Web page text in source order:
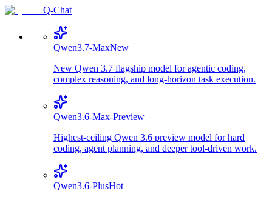
Q-Chat
Qwen3.7-MaxNew
New Qwen 3.7 flagship model for agentic coding,
complex reasoning, and long-horizon task execution.
Qwen3.6-Max-Preview
Highest-ceiling Qwen 3.6 preview model for hard
coding, agent planning, and deeper tool-driven work.
Qwen3.6-PlusHot